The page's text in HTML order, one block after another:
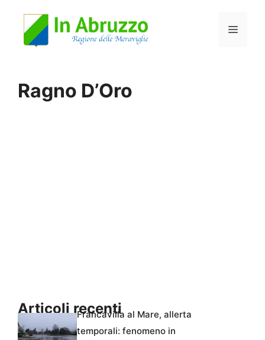
Menu
Ragno D’Oro
Articoli recentiFrancavilla al Mare, allerta
temporali: fenomeno in